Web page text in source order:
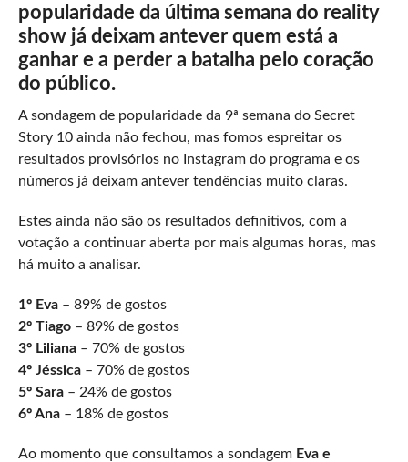
popularidade da última semana do reality
show já deixam antever quem está a
ganhar e a perder a batalha pelo coração
do público.
A sondagem de popularidade da 9ª semana do Secret
Story 10 ainda não fechou, mas fomos espreitar os
resultados provisórios no Instagram do programa e os
números já deixam antever tendências muito claras.
Estes ainda não são os resultados definitivos, com a
votação a continuar aberta por mais algumas horas, mas
há muito a analisar.
1º Eva – 89% de gostos
2º Tiago– 89% de gostos
3º Liliana– 70% de gostos
4º Jéssica – 70% de gostos
5º Sara – 24% de gostos
6º Ana – 18% de gostos
Ao momento que consultamos a sondagem Eva e